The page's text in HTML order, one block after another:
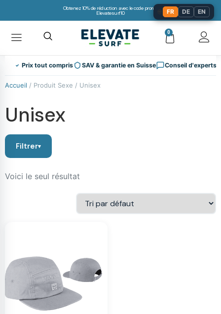
Obtenez 10% de réduction avec le code promo:
Elevatesurf10
0
Prix tout compris SAV & garantie en Suisse Conseil d'experts
Accueil / Produit Sexe / Unisex
Unisex
Filtrer
Voici le seul résultat
FR DE EN